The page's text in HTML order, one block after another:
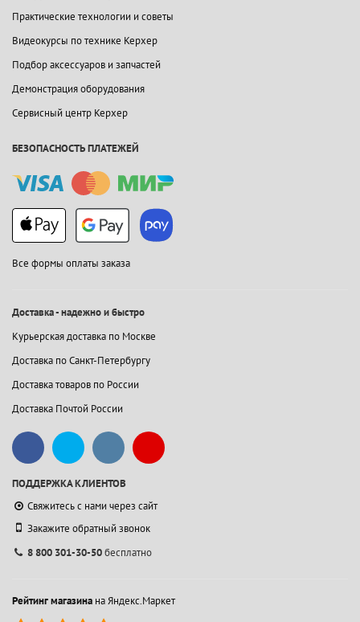
Практические технологии и советы
Видеокурсы по технике Керхер
Подбор аксессуаров и запчастей
Демонстрация оборудования
Сервисный центр Керхер
БЕЗОПАСНОСТЬ ПЛАТЕЖЕЙ
Все формы оплаты заказа
Доставка - надежно и быстро
Курьерская доставка по Москве
Доставка по Санкт-Петербургу
Доставка товаров по России
Доставка Почтой России
ПОДДЕРЖКА КЛИЕНТОВ
Свяжитесь с нами через сайт
Закажите обратный звонок
8 800 301-30-50бесплатно
Рейтинг магазина на Яндекс.Маркет